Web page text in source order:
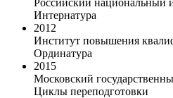
Интернатура
2012
Институт повышения
Ординатура
2015
Московский
Циклы переподготовки